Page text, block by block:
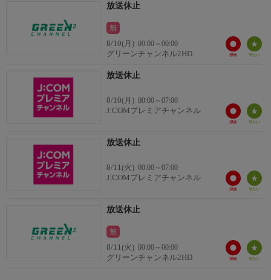
放送休止
無
8/10(月) 00:00～00:00
グリーンチャンネル2HD
放送休止
8/10(月) 00:00～07:00
J:COMプレミアチャンネル
放送休止
8/11(火) 00:00～07:00
J:COMプレミアチャンネル
放送休止
無
8/11(火) 00:00～00:00
グリーンチャンネル2HD